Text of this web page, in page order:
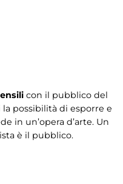
con il pubblico del
possibilità di esporre e
in un’opera d’arte. Un
è il pubblico.